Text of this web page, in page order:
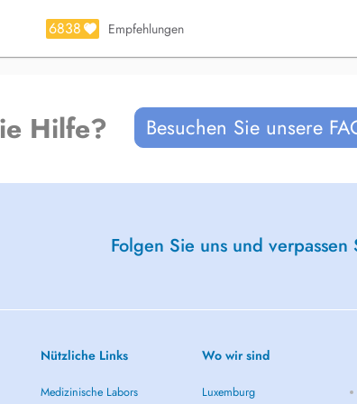
astigmatisme, presbytie)
Dr Chapelle bénéficie dune
of Cataract and Refractive
assurant une mise à
6838 Empfehlungen
Hilfe? Besuchen Sie unsere
Folgen Sie uns und
Nützliche Links
Medizinische Labors
Wo wir sind
Luxemburg